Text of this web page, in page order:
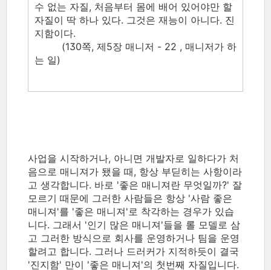
수 없는 자질, 처음부터 몸에 배어 있어야만 할
자질이 딱 하나 있다. 그것은 재능이 아니다. 진
지함이다.
(130쪽, 제5장 매니저 - 22 , 매니저가 하
는 일)
사업을 시작하거나, 아니면 개발자로 일하다가 처
음으로 매니져가 됐을 때, 항상 부딛히는 사항이라
고 생각합니다. 바로 '좋은 매니져란 무엇일까?' 잘
모르기 때문에 그러한 사람들은 항상 '사람 좋은
매니져'를 '좋은 매니져'로 착각하는 경우가 있습
니다. 그래서 '인기 많은 매니져'들을 롤 모델로 삼
고 그러한 방식으로 회사를 운영하거나 팀을 운영
할려고 합니다. 그러나 드러커가 지적하듯이 결국
'진지함' 만이 '좋은 매니져'의 첫번째 자질입니다.